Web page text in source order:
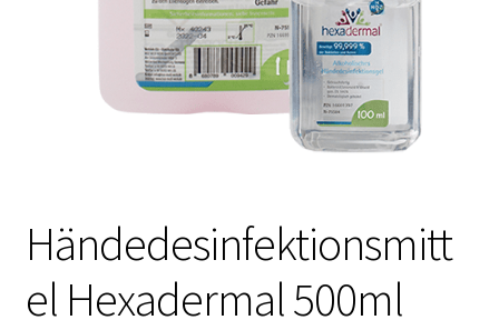
Händedesinfektionsmitt
el Hexadermal 500ml